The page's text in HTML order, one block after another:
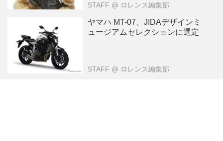
STAFF @ ロレンス編集部
ヤマハ MT-07、JIDAデザインミ
ュージアムセレクションに選定
STAFF @ ロレンス編集部